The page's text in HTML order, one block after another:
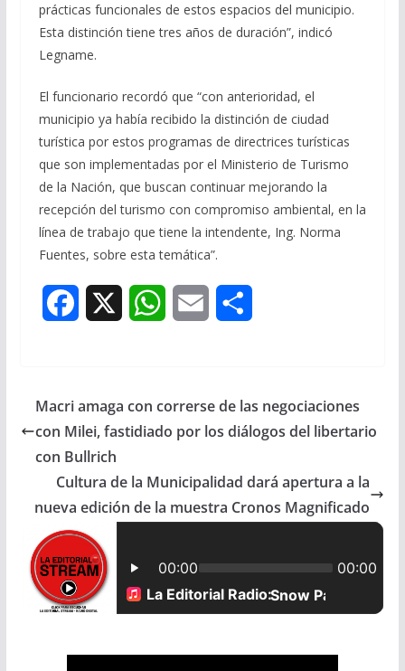
prácticas funcionales de estos espacios del municipio.
Esta distinción tiene tres años de duración”, indicó
Legname.
El funcionario recordó que “con anterioridad, el
municipio ya había recibido la distinción de ciudad
turística por estos programas de directrices turísticas
que son implementadas por el Ministerio de Turismo
de la Nación, que buscan continuar mejorando la
recepción del turismo con compromiso ambiental, en la
línea de trabajo que tiene la intendente, Ing. Norma
Fuentes, sobre esta temática”.
e
b
o
k
W
t
A
p
i
r
Macri amaga con correrse de las negociaciones
con Milei, fastidiado por los diálogos del libertario
con Bullrich
Cultura de la Municipalidad dará apertura a la
nueva edición de la muestra Cronos Magnificado